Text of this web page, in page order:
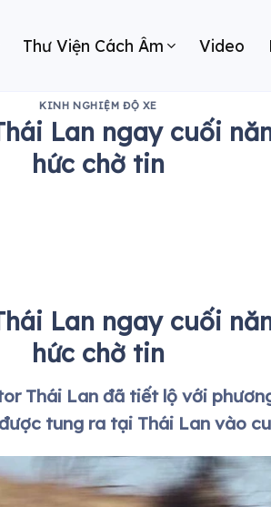
Thư Viện Cách Âm Video
KINH NGHIỆM ĐỘ XE
Lan ngay cuối
hức chờ tin
Lan ngay cuối
hức chờ tin
Thái Lan đã tiết lộ với
tung ra tại Thái Lan vào